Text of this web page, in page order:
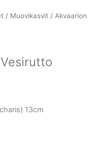
/ Muovikasvit / Akvaarion
13cm